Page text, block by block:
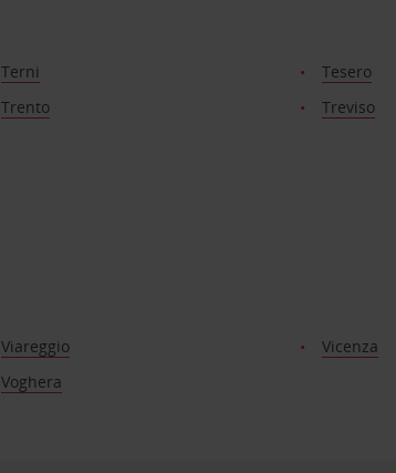
Terni
Tesero
Trento
Treviso
Viareggio
Vicenza
Voghera